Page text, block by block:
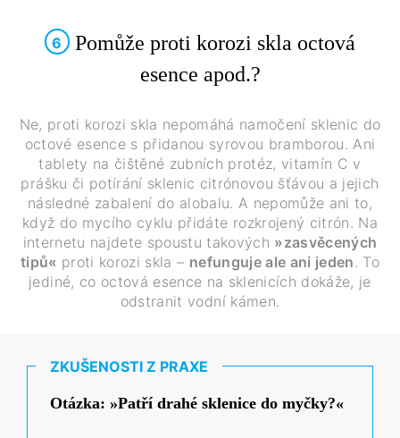
6
Pomůže proti korozi skla octová
esence apod.?
Ne, proti korozi skla nepomáhá namočení sklenic do
octové esence s přidanou syrovou bramborou. Ani
tablety na čištěné zubních protéz, vitamín C v
prášku či potírání sklenic citrónovou šťávou a jejich
následné zabalení do alobalu. A nepomůže ani to,
když do mycího cyklu přidáte rozkrojený citrón. Na
internetu najdete spoustu takových »zasvěcených
tipů« proti korozi skla – nefunguje ale ani jeden. To
jediné, co octová esence na sklenicích dokáže, je
odstranit vodní kámen.
ZKUŠENOSTI Z PRAXE
Otázka: »Patří drahé sklenice do myčky?«